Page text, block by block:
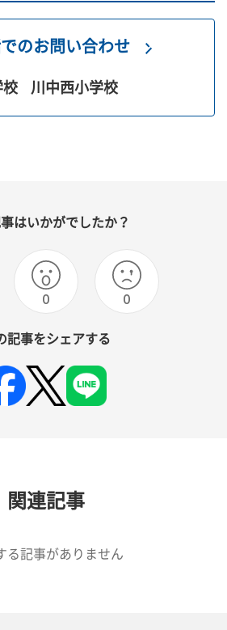
のお問い合わせ
川中西小学校
はいかがでしたか？
0 0
記事をシェアする
関連記事
る記事がありません